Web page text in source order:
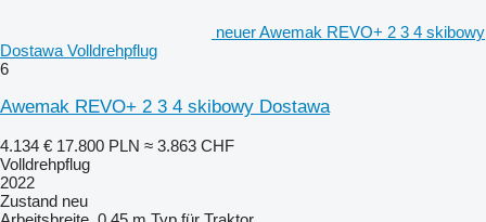
neuer Awemak REVO+ 2 3 4 skibowy
Dostawa Volldrehpflug
6
Awemak REVO+ 2 3 4 skibowy Dostawa
4.134 € 17.800 PLN ≈ 3.863 CHF
Volldrehpflug
2022
Zustand neu